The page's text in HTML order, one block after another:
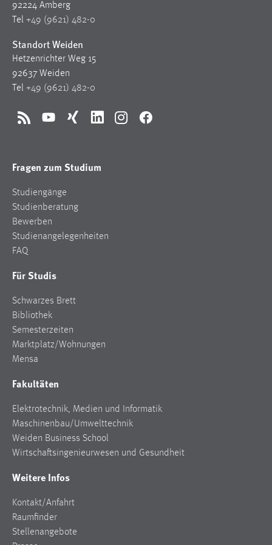
92224 Amberg
Tel +49 (9621) 482-0
Standort Weiden
Hetzenrichter Weg 15
92637 Weiden
Tel +49 (9621) 482-0
RSS YouTubeXing LinkedInInstagramFacebook
Fragen zum Studium
Studiengänge
Studienberatung
Bewerben
Studienangelegenheiten
FAQ
Für Studis
Schwarzes Brett
Bibliothek
Semesterzeiten
Marktplatz/Wohnungen
Mensa
Fakultäten
Elektrotechnik, Medien und Informatik
Maschinenbau/Umwelttechnik
Weiden Business School
Wirtschaftsingenieurwesen und Gesundheit
Weitere Infos
Kontakt/Anfahrt
Raumfinder
Stellenangebote
EXTERNE MEDIEN
Um Inhalte von Videoplattformen und Social Media
Plattformen anzeigen zu können, werden von diesen
externen Medien Cookies gesetzt.
YouTube
Vimeo